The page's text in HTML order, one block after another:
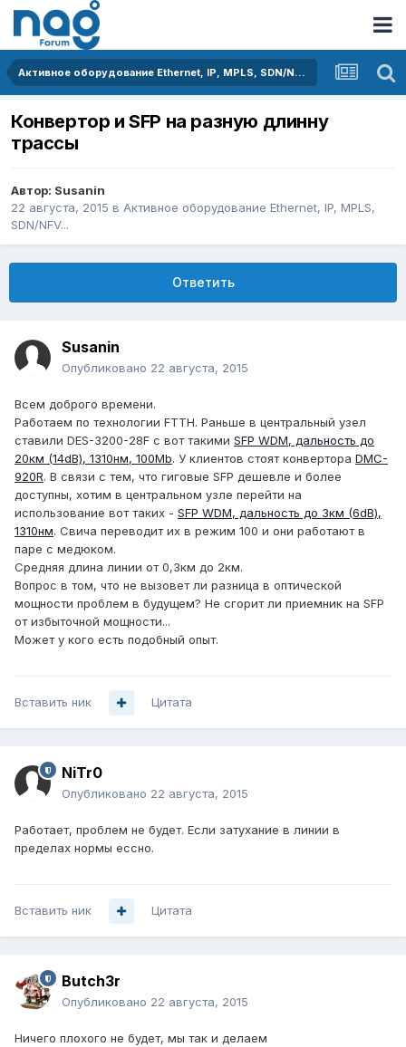
Активное оборудование Ethernet, IP, MPLS, SDN/NFV...
Конвертор и SFP на разную длинну
трассы
Автор: Susanin
22 августа, 2015 в Активное оборудование Ethernet, IP, MPLS,
SDN/NFV...
Ответить
Susanin
Опубликовано 22 августа, 2015
Всем доброго времени.
Работаем по технологии FTTH. Раньше в центральный узел
ставили DES-3200-28F с вот такими SFP WDM, дальность до
20км (14dB), 1310нм, 100Mb. У клиентов стоят конвертора DMC-
920R. В связи с тем, что гиговые SFP дешевле и более
доступны, хотим в центральном узле перейти на
использование вот таких - SFP WDM, дальность до 3км (6dB),
1310нм. Свича переводит их в режим 100 и они работают в
паре с медюком.
Средняя длина линии от 0,3км до 2км.
Вопрос в том, что не вызовет ли разница в оптической
мощности проблем в будущем? Не сгорит ли приемник на SFP
от избыточной мощности...
Может у кого есть подобный опыт.
Вставить ник Цитата
NiTr0
Опубликовано 22 августа, 2015
Работает, проблем не будет. Если затухание в линии в
пределах нормы ессно.
Вставить ник Цитата
Butch3r
Опубликовано 22 августа, 2015
Ничего плохого не будет, мы так и делаем